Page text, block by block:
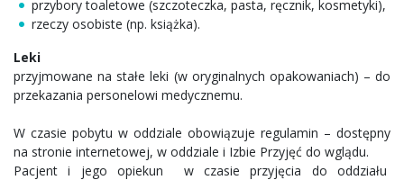
przybory toaletowe (szczoteczka, pasta, ręcznik, kosmetyki),
rzeczy osobiste (np. książka).
Leki
przyjmowane na stałe leki (w oryginalnych opakowaniach) – do
przekazania personelowi medycznemu.
W czasie pobytu w oddziale obowiązuje regulamin – dostępny
na stronie internetowej, w oddziale i Izbie Przyjęć do wglądu.
Pacjent i jego opiekun w czasie przyjęcia do oddziału